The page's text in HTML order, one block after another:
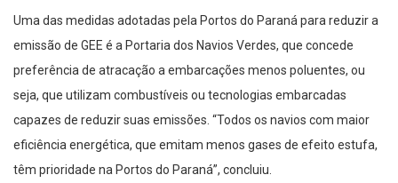
Uma das medidas adotadas pela Portos do Paraná para reduzir a
emissão de GEE é a Portaria dos Navios Verdes, que concede
preferência de atracação a embarcações menos poluentes, ou
seja, que utilizam combustíveis ou tecnologias embarcadas
capazes de reduzir suas emissões. “Todos os navios com maior
eficiência energética, que emitam menos gases de efeito estufa,
têm prioridade na Portos do Paraná”, concluiu.